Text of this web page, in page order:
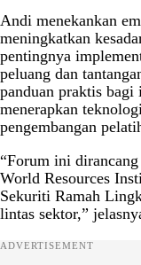
Andi menekankan
meningkatkan
pentingnya
peluang dan
panduan praktis
menerapkan
pengembangan
“Forum ini dirancang
World Resources
Sekuriti Ramah
lintas sektor,”
ADVERTISEMENT